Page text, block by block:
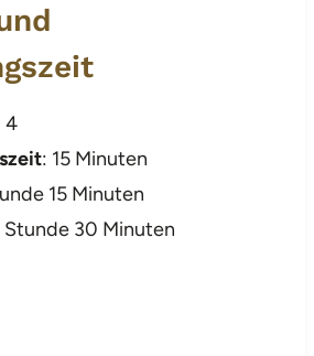
4
: 15 Minuten
15 Minuten
Stunde 30 Minuten